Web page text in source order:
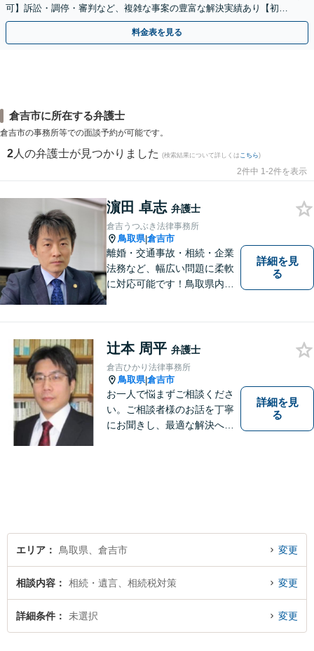
可】訴訟・調停・審判など、複雑な事案の豊富な解決実績あり【初回
相談無料】初回面談のみで解決できるケースもあります
料金表を見る
倉吉市に所在する弁護士
倉吉市の事務所等での面談予約が可能です。
2 人の弁護士が見つかりました (検索結果について詳しくは こちら)
2件中 1-2件を表示
濵田 卓志 弁護士
倉吉うつぶき法律事務所
鳥取県|倉吉市
離婚・交通事故・相続・企業
法務など、幅広い問題に柔軟
に対応可能です！鳥取県内の
ている方も、お気軽にご相談
ください！【駐車場有】
詳細を見
る
辻本 周平 弁護士
倉吉ひかり法律事務所
鳥取県|倉吉市
お一人で悩まずご相談くださ
い。ご相談者様のお話を丁寧
にお聞きし、最適な解決へと
詳細を見
る
エリア 鳥取県、倉吉市 変更
相談内容 相続・遺言、相続税対策 変更
詳細条件 未選択 変更